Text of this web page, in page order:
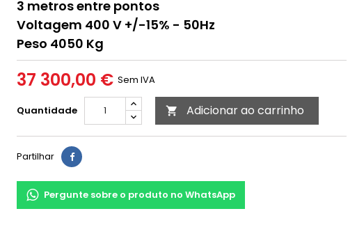
3 metros entre pontos
Voltagem 400 V +/-15% - 50Hz
Peso 4050 Kg
37 300,00 € Sem IVA
Quantidade  Adicionar ao carrinho
Partilhar
Pergunte sobre o produto no WhatsApp